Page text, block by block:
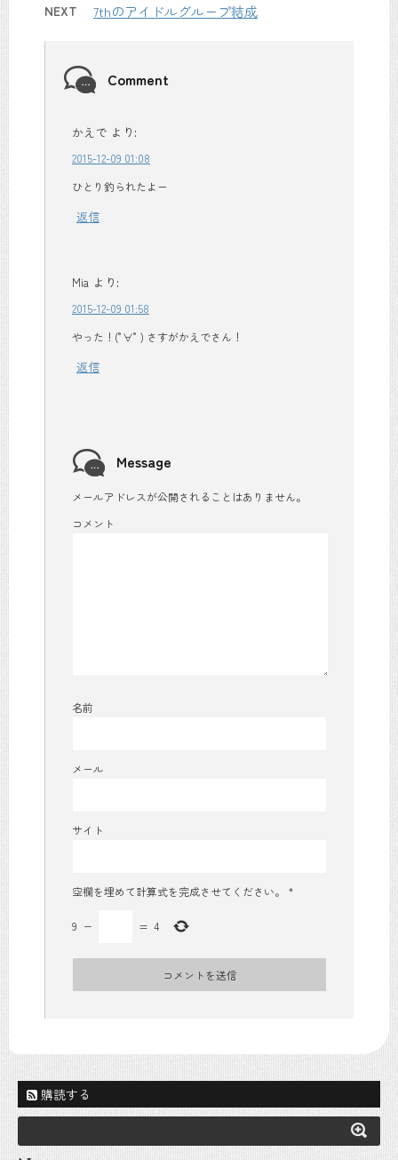
NEXT 7thのアイドルグループ結成
Comment
かえで より:
2015-12-09 01:08
ひとり釣られたよー
返信
Mia より:
2015-12-09 01:58
やった！(°∀° ) さすがかえでさん！
返信
Message
メールアドレスが公開されることはありません。
コメント
名前
メール
サイト
空欄を埋めて計算式を完成させてください。 *
9 − = 4
購読する